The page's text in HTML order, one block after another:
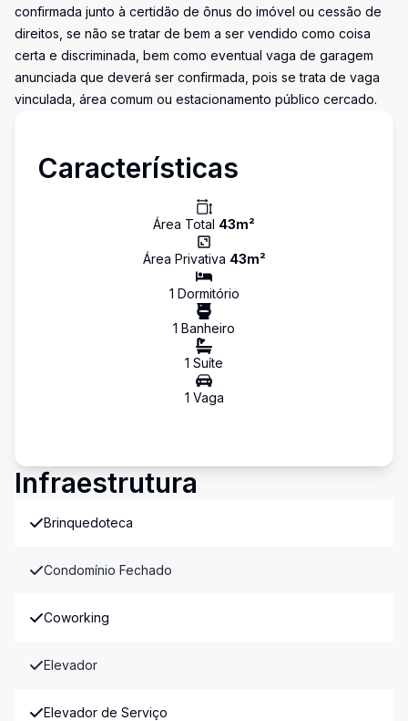
confirmada junto à certidão de ônus do imóvel ou cessão de
direitos, se não se tratar de bem a ser vendido como coisa
certa e discriminada, bem como eventual vaga de garagem
anunciada que deverá ser confirmada, pois se trata de vaga
vinculada, área comum ou estacionamento público cercado.
Características
Área Total 43m²
Área Privativa 43m²
1 Dormitório
1 Banheiro
1 Suíte
1 Vaga
Infraestrutura
Brinquedoteca
Condomínio Fechado
Coworking
Elevador
Elevador de Serviço